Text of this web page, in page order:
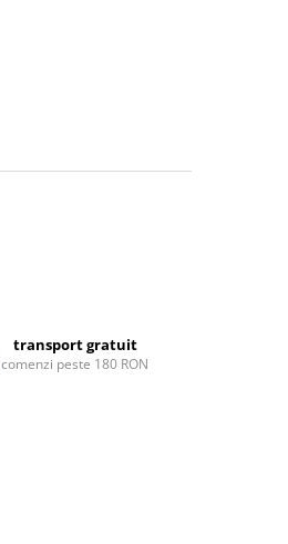
transport gratuit
comenzi peste 180 RON